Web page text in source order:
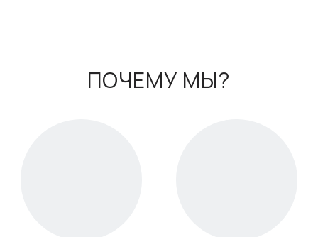
ПОЧЕМУ МЫ?